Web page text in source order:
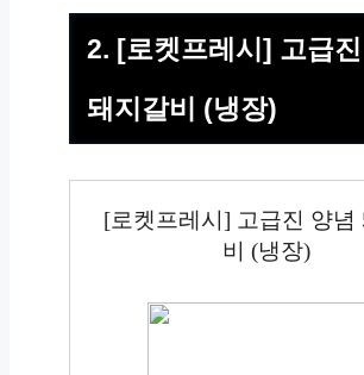
2. [로켓프레시] 고급
돼지갈비 (냉장)
[로켓프레시] 고급진 양념
비 (냉장)